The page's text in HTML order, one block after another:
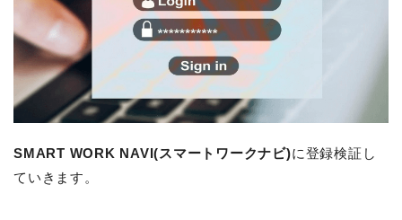
SMART WORK NAVI(スマートワークナビ)に登録検証し
ていきます。